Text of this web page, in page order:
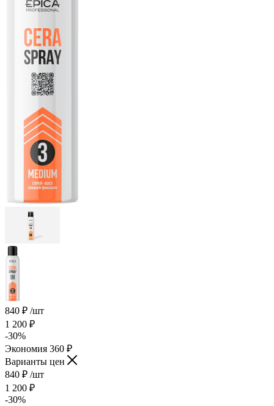
840 ₽ /шт
1 200 ₽
-30%
Экономия 360 ₽
Варианты цен
840 ₽ /шт
1 200 ₽
-30%